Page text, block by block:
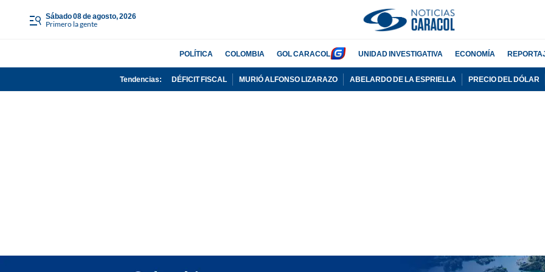
sábado 08 de agosto, 2026
Primero la gente
POLÍTICA COLOMBIA GOL CARACOL UNIDAD INVESTIGATIVA ECONOMÍA
Tendencias: DÉFICIT FISCAL MURIÓ ALFONSO LIZARAZO ABELARDO DE LA ESPRIELLA PRECIO DEL DÓLAR